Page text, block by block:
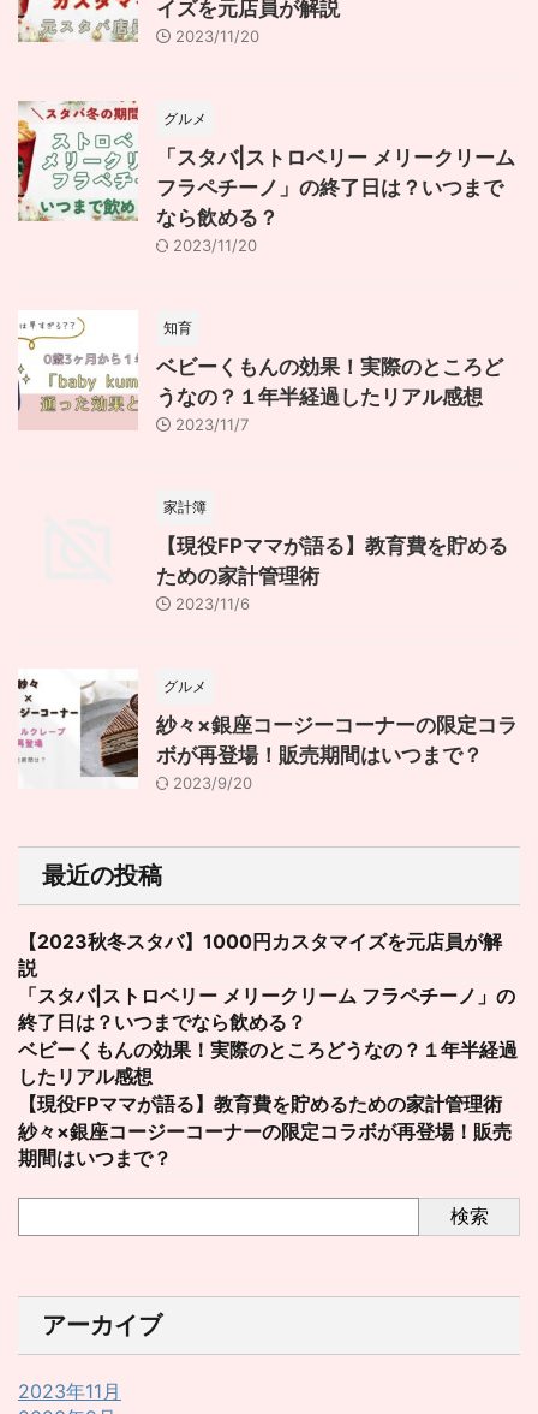
イズを元店員が解説
2023/11/20
グルメ
「スタバ|ストロベリー メリークリーム
フラペチーノ」の終了日は？いつまで
なら飲める？
2023/11/20
知育
ベビーくもんの効果！実際のところど
うなの？１年半経過したリアル感想
2023/11/7
家計簿
【現役FPママが語る】教育費を貯める
ための家計管理術
2023/11/6
グルメ
紗々×銀座コージーコーナーの限定コラ
ボが再登場！販売期間はいつまで？
2023/9/20
最近の投稿
【2023秋冬スタバ】1000円カスタマイズを元店員が解
説
「スタバ|ストロベリー メリークリーム フラペチーノ」の
終了日は？いつまでなら飲める？
ベビーくもんの効果！実際のところどうなの？１年半経過
したリアル感想
【現役FPママが語る】教育費を貯めるための家計管理術
紗々×銀座コージーコーナーの限定コラボが再登場！販売
期間はいつまで？
検索
アーカイブ
2023年11月